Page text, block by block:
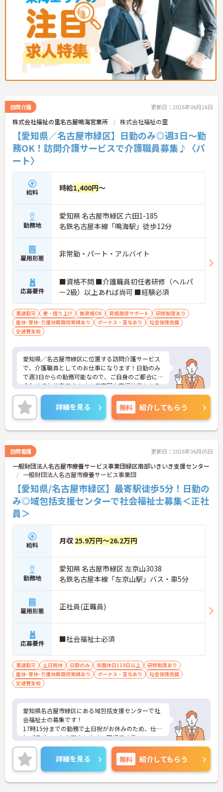
訪問介護 更新日：2026年06月26日
株式会社福祉の里名古屋鳴海営業所 株式会社福祉の里
【愛知県／名古屋市緑区】日勤のみ◎週3日～勤
務OK！訪問介護サービスで介護職員募集♪〈パ
ート〉
給料 時給1,400円～
勤務地
愛知県 名古屋市緑区 六田1-185
名鉄名古屋本線「鳴海駅」徒歩12分
雇用形態 非常勤・パート・アルバイト
応募要件
■資格不問 ■介護職員初任者研修（ヘルパ
ー2級）以上あれば尚可 ■経験必須
車通勤可 寮・借り上げ 無資格OK 資格取得サポート
研修制度あり
産休･育休･介護休暇取得実績あり
ボーナス・賞与あり
社会保険完備
交通費支給
愛知県／名古屋市緑区に位置する訪問介護サービス
で、介護職員としてのお仕事になります！日勤のみ
で週3日からの勤務可能なので、ご自身のご都合に
合わせてお仕事できます！保育園や育児休業もある
ので、お子様がいらっしゃる方でも安心して働けま
す♪ご興味ある方は面接ポイントをお伝えしますの
で、お気軽にお問い合わせください♪
詳細を見る 無料 紹介してもらう
訪問看護 更新日：2026年06月05日
一般財団法人名古屋市療養サービス事業団緑区南部いきいき支援センター
一般財団法人名古屋市療養サービス事業団
【愛知県/名古屋市緑区】最寄駅徒歩5分！日勤の
み◎域包括支援センターで社会福祉士募集＜正社
員＞
給料 月収 25.9万円～26.2万円
勤務地
愛知県 名古屋市緑区 左京山3038
名鉄名古屋本線「左京山駅」バス・車5分
雇用形態 正社員(正職員)
応募要件 ■社会福祉士必須
車通勤可 土日祝休 日勤のみ 年間休日110日以上
研修制度あり
産休･育休･介護休暇取得実績あり
ボーナス・賞与あり
社会保険完備
交通費支給
愛知県名古屋市緑区にある域包括支援センターで社
会福祉士の募集です！
17時15分までの勤務で土日祝がお休みのため、仕事
とプライベートを両立しやすい職場です◎
また、最寄駅から徒歩圏内でマイカー通勤もOKなの
で、ご自身のライフスタイルに合わせた交通手段が
選べます！
ご興味ある方は面接ポイントをお伝えしますので、
お気軽にご連絡ください。
詳細を見る 無料 紹介してもらう